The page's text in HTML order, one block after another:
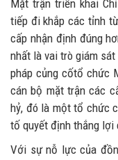
Mặt trận triển khai
tiếp đi khắp các tỉnh
cấp nhận định đúng
nhất là vai trò giám
pháp củng cốtổ chức
cán bộ mặt trận các
hỷ, đó là một tổ chức
tố quyết định thắng lợi
Với sự nỗ lực của